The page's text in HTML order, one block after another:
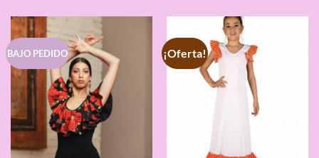
BAJO PEDIDO ¡Oferta!